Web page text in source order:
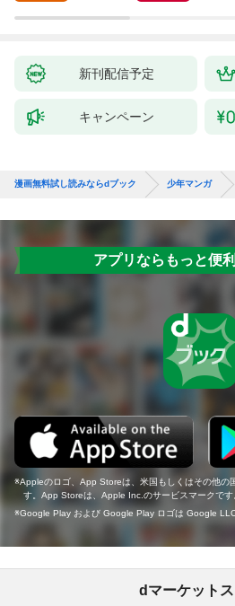
新刊配信予定
キャンペーン
漫画無料試し読みならdブック 少年マンガ
アプリならもっと便
Appleのロゴ、App Storeは、米国もしくはその他の
す。App Storeは、Apple Inc.のサービスマークです
Google Play および Google Play ロゴは Google LLC
dマーケット